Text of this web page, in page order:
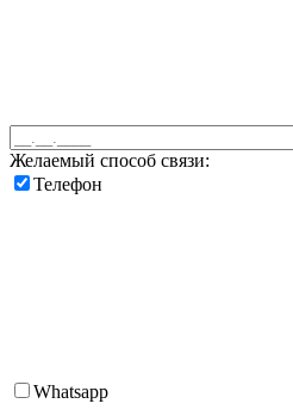
Желаемый способ связи:
Телефон
Whatsapp